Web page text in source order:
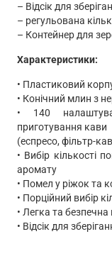
– Відсік для
– регульована
– Контейнер для
Характеристики:
• Пластиковий
• Конічний млин з
• 140
приготування кави
(еспресо, фільтр-
• Вибір кількості
аромату
• Помел у ріжок та
• Порційний вибір
• Легка та безпечна
• Відсік для